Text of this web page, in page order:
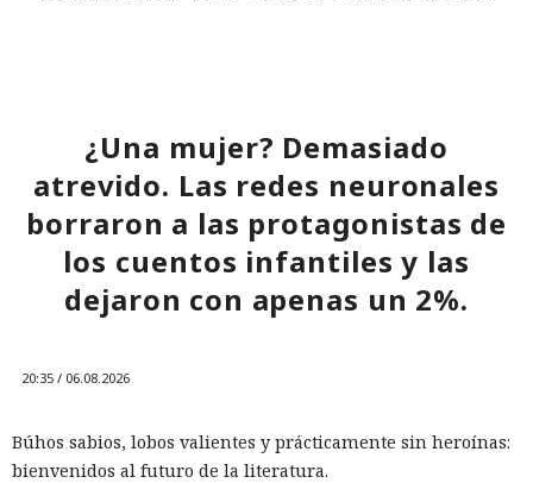
10:34 / 07.08.2026
Hombre podría afrontar hasta 32 años de prisión por filtrar
¿Una mujer? Demasiado
atrevido. Las redes neuronales
borraron a las protagonistas de
los cuentos infantiles y las
dejaron con apenas un 2%.
20:35 / 06.08.2026
Búhos sabios, lobos valientes y prácticamente sin heroínas:
bienvenidos al futuro de la literatura.